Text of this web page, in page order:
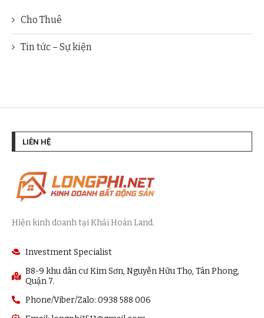
Cho Thuê
Tin tức – Sự kiện
LIÊN HỆ
Hiện kinh doanh tại Khải Hoàn Land.
Investment Specialist
B8-9 khu dân cư Kim Sơn, Nguyễn Hữu Thọ, Tân Phong,
Quận 7.
Phone/Viber/Zalo: 0938 588 006